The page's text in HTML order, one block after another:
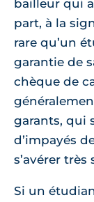
bailleur qui
part, à la
rare qu’un
garantie de
chèque de
garants, qui
d’impayés
s’avérer très
Si un